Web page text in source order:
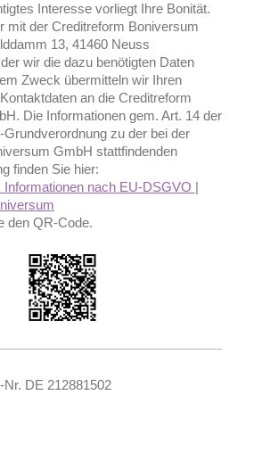
Interesse vorliegt Ihre Bonität.
mit der Creditreform Boniversum
13, 41460 Neuss
wir die dazu benötigten Daten
Zweck übermitteln wir Ihren
an die Creditreform
Die Informationen gem. Art. 14 der
zu der bei der
GmbH stattfindenden
finden Sie hier:
Informationen nach EU-DSGVO |
den QR-Code.
DE 212881502